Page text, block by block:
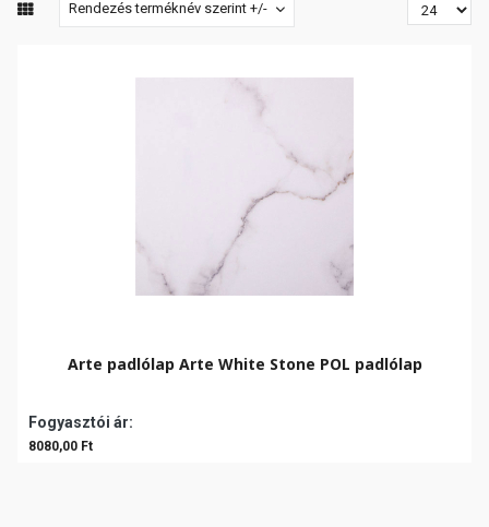
Rendezés terméknév szerint +/-
Arte padlólap Arte White Stone POL padlólap
Fogyasztói ár:
8080,00 Ft